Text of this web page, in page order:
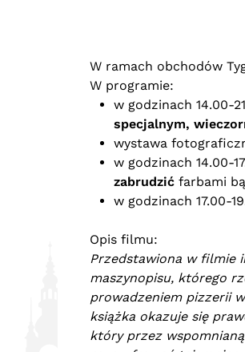
W ramach obchodów
W programie:
w godzinach 14.00-
specjalnym,
wystawa
w godzinach 14.00-
zabrudzić farbami
w godzinach 17.00-
Opis filmu:
Przedstawiona w filmie
maszynopisu, którego
prowadzeniem pizzerii
książka okazuje się
który przez